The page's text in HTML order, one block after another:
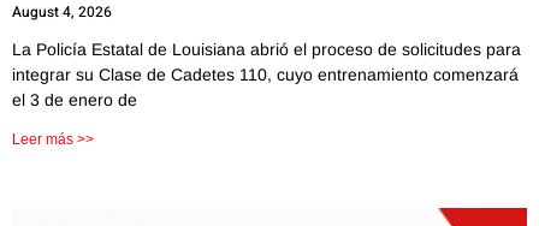
August 4, 2026
La Policía Estatal de Louisiana abrió el proceso de solicitudes para
integrar su Clase de Cadetes 110, cuyo entrenamiento comenzará
el 3 de enero de
Leer más >>